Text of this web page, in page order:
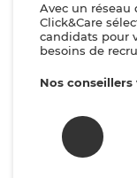
Avec un réseau
Click&Care
candidats pour
besoins de
Nos